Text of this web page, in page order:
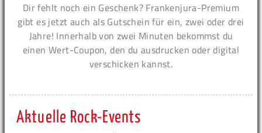
Dir fehlt noch ein Geschenk? Frankenjura-Premium
gibt es jetzt auch als Gutschein für ein, zwei oder drei
Jahre! Innerhalb von zwei Minuten bekommst du
einen Wert-Coupon, den du ausdrucken oder digital
verschicken kannst.
Aktuelle Rock-Events